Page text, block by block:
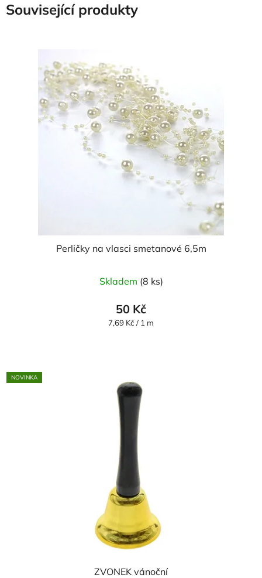
Související produkty
Perličky na vlasci smetanové 6,5m
hodnocení
produktu
je
hvězdiček.
Skladem (8 ks)
50 Kč
Měrná
7,69 Kč / 1 m
NOVINKA
ZVONEK vánoční